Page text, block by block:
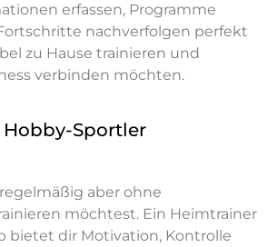
erfassen, Programme
nachverfolgen perfekt
zu Hause trainieren und
verbinden möchten.
Hobby-Sportler
aber ohne
möchtest. Ein Heimtrainer
bietet dir Motivation, Kontrolle